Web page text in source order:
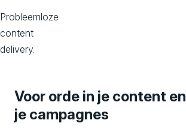
Probleemloze
content
delivery.
Voor orde in je content
je campagnes